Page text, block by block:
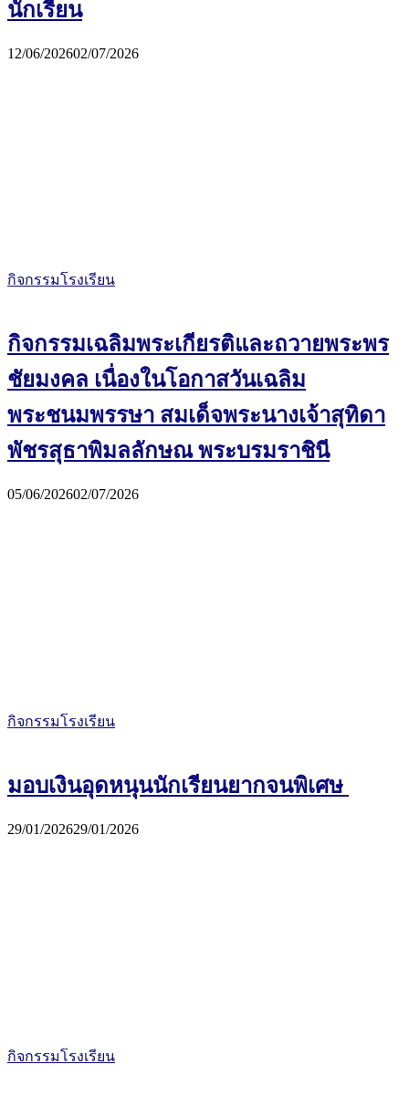
นักเรียน
12/06/202602/07/2026
กิจกรรมโรงเรียน
กิจกรรมเฉลิมพระเกียรติและถวายพระพร
ชัยมงคล เนื่องในโอกาสวันเฉลิม
พระชนมพรรษา สมเด็จพระนางเจ้าสุทิดา
พัชรสุธาพิมลลักษณ พระบรมราชินี
05/06/202602/07/2026
กิจกรรมโรงเรียน
มอบเงินอุดหนุนนักเรียนยากจนพิเศษ
29/01/202629/01/2026
กิจกรรมโรงเรียน